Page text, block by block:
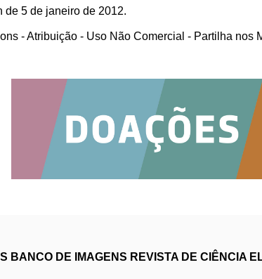
de 5 de janeiro de 2012.
- Atribuição - Uso Não Comercial - Partilha nos
BANCO DE IMAGENS REVISTA DE CIÊNCIA